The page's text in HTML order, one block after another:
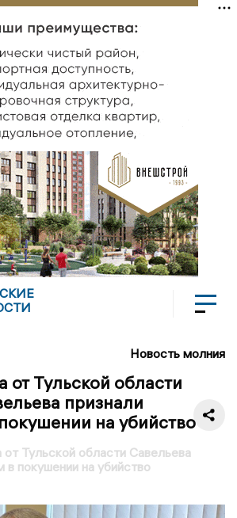
Новость молния
от Тульской области
признали
на убийство
Тульской области Савельева
в покушении на убийство